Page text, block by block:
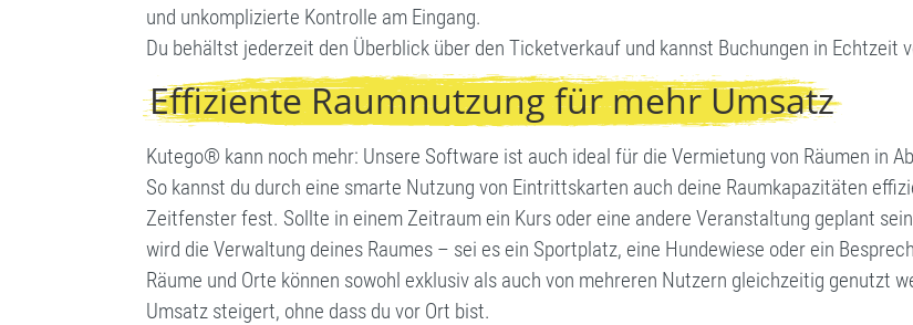
und unkomplizierte Kontrolle am Eingang.
Du behältst jederzeit den Überblick über den Ticketverkauf und kannst Buchungen in Echtzeit
Effiziente Raumnutzung für mehr Umsatz
Kutego® kann noch mehr: Unsere Software ist auch ideal für die Vermietung von Räumen in
So kannst du durch eine smarte Nutzung von Eintrittskarten auch deine Raumkapazitäten
Zeitfenster fest. Sollte in einem Zeitraum ein Kurs oder eine andere Veranstaltung geplant
wird die Verwaltung deines Raumes – sei es ein Sportplatz, eine Hundewiese oder ein
Räume und Orte können sowohl exklusiv als auch von mehreren Nutzern gleichzeitig genutzt
Umsatz steigert, ohne dass du vor Ort bist.